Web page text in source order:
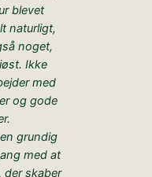
blevet
naturligt,
noget,
Ikke
med
og gode
grundig
med at
der skaber